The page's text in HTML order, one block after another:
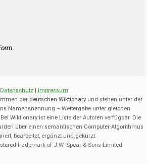
Datenschutz| Impressum
der deutschen Wiktionaryund stehen unter der
Namensnennung – Weitergabe unter gleichen
Wiktionary ist eine Liste der Autoren verfügbar. Die
über einen semantischen Computer-Algorithmus
bearbeitet, ergänzt und gekürzt.
trademark of J.W. Spear & Sons Limited